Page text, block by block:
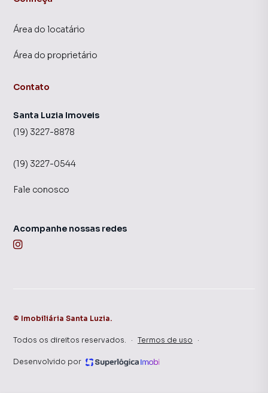
Área do locatário
Área do proprietário
Contato
Santa Luzia Imoveis
(19) 3227-8878
(19) 3227-0544
Fale conosco
Acompanhe nossas redes
© Imobiliária Santa Luzia.
Todos os direitos reservados. · Termos de uso ·
Desenvolvido por